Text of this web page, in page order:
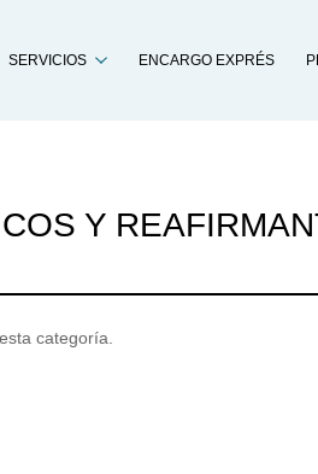
SERVICIOS ENCARGO EXPRÉS
Y
categoría.